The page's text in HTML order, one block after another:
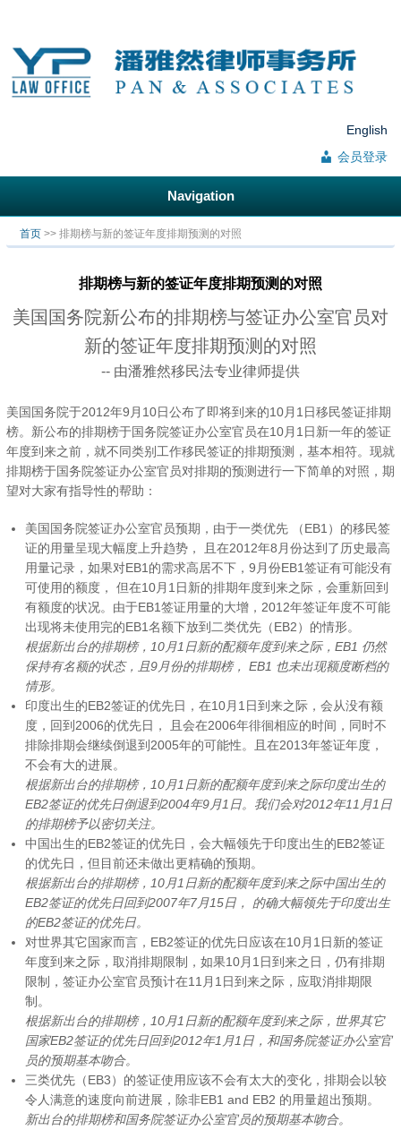
English
会员登录
Navigation
你在这里
首页 >> 排期榜与新的签证年度排期预测的对照
排期榜与新的签证年度排期预测的对照
美国国务院新公布的排期榜与签证办公室官员对
新的签证年度排期预测的对照
-- 由潘雅然移民法专业律师提供
美国国务院于2012年9月10日公布了即将到来的10月1日移民签证排期
榜。新公布的排期榜于国务院签证办公室官员在10月1日新一年的签证
年度到来之前，就不同类别工作移民签证的排期预测，基本相符。现就
排期榜于国务院签证办公室官员对排期的预测进行一下简单的对照，期
望对大家有指导性的帮助：
美国国务院签证办公室官员预期，由于一类优先 （EB1）的移民签
证的用量呈现大幅度上升趋势， 且在2012年8月份达到了历史最高
用量记录，如果对EB1的需求高居不下，9月份EB1签证有可能没有
可使用的额度， 但在10月1日新的排期年度到来之际，会重新回到
有额度的状况。由于EB1签证用量的大增，2012年签证年度不可能
出现将未使用完的EB1名额下放到二类优先（EB2）的情形。
根据新出台的排期榜，10月1日新的配额年度到来之际，EB1 仍然
保持有名额的状态，且9月份的排期榜， EB1 也未出现额度断档的
情形。
印度出生的EB2签证的优先日，在10月1日到来之际，会从没有额
度，回到2006的优先日， 且会在2006年徘徊相应的时间，同时不
排除排期会继续倒退到2005年的可能性。且在2013年签证年度，
不会有大的进展。
根据新出台的排期榜，10月1日新的配额年度到来之际印度出生的
EB2签证的优先日倒退到2004年9月1日。我们会对2012年11月1日
的排期榜予以密切关注。
中国出生的EB2签证的优先日，会大幅领先于印度出生的EB2签证
的优先日，但目前还未做出更精确的预期。
根据新出台的排期榜，10月1日新的配额年度到来之际中国出生的
EB2签证的优先日回到2007年7月15日， 的确大幅领先于印度出生
的EB2签证的优先日。
对世界其它国家而言，EB2签证的优先日应该在10月1日新的签证
年度到来之际，取消排期限制，如果10月1日到来之日，仍有排期
限制，签证办公室官员预计在11月1日到来之际，应取消排期限
制。
根据新出台的排期榜，10月1日新的配额年度到来之际，世界其它
国家EB2签证的优先日回到2012年1月1日，和国务院签证办公室官
员的预期基本吻合。
三类优先（EB3）的签证使用应该不会有太大的变化，排期会以较
令人满意的速度向前进展，除非EB1 and EB2 的用量超出预期。
新出台的排期榜和国务院签证办公室官员的预期基本吻合。